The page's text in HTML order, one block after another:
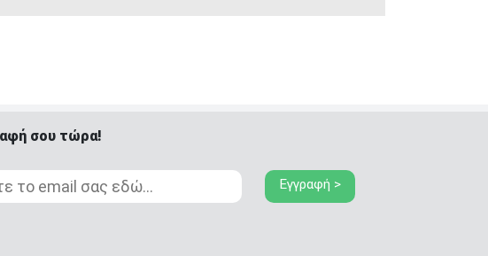
σου τώρα!
Εγγραφή >